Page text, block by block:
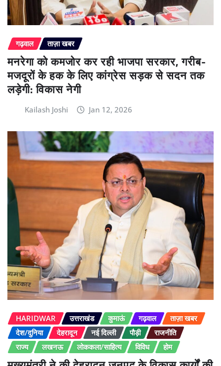
गढ़वाल ताज़ा खबर
मनरेगा को कमजोर कर रही भाजपा सरकार, गरीब-
मजदूरों के हक के लिए कांग्रेस सड़क से सदन तक
लड़ेगी: विकास नेगी
Kailash Joshi Jan 12, 2026
HARIDWAR उत्तराखंड कुमाऊं गढ़वाल
ताज़ा खबर
देश/दुनिया
देहरादून नई दिल्ली पौड़ी
राजनीति
राज्य
लखनऊ लोककला/साहित्य विविध होम